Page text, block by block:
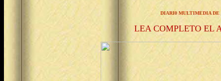
DIARI0 MULTIMEDIA DE
LEA COMPLETO EL